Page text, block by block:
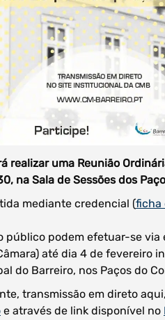
realizar uma Reunião
na Sala de Sessões dos
mediante credencial (ficha
público podem efetuar-se via
até dia 4 de fevereiro
do Barreiro, nos Paços do
transmissão em direto
e através de link disponível no